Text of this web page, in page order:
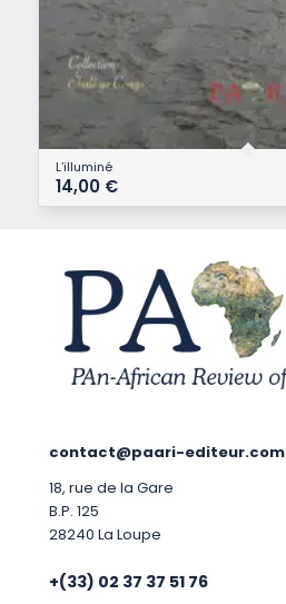
L’illuminé
14,00 €
contact@paari-editeur.com
18, rue de la Gare
B.P. 125
28240 La Loupe
+(33) 02 37 37 51 76